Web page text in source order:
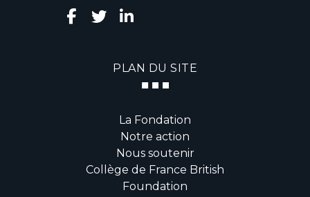
PLAN DU SITE
La Fondation
Notre action
Nous soutenir
Collège de France British
Foundation